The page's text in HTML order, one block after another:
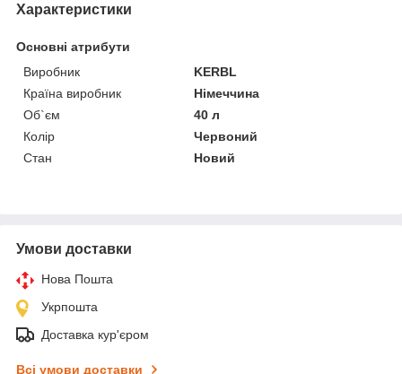
Характеристики
Основні атрибути
Виробник
KERBL
Країна виробник
Німеччина
Об`єм
40 л
Колір
Червоний
Стан
Новий
Умови доставки
Нова Пошта
Укрпошта
Доставка кур'єром
Всі умови доставки